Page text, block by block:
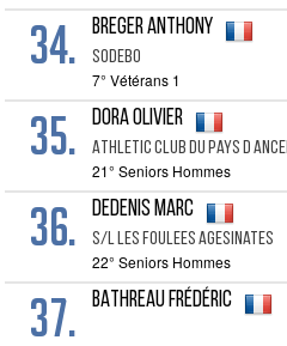
34. BREGER Anthony
Sodebo
7° Vétérans 1
35. DORA Olivier
Athletic Club Du Pays D
21° Seniors Hommes
36. DEDENIS Marc
S/l Les Foulees Agesinates
22° Seniors Hommes
37. BATHREAU Frédéric